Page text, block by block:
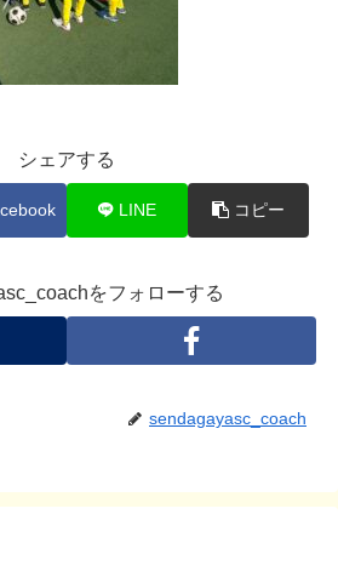
シェアする
LINE コピー
をフォローする
sendagayasc_coach